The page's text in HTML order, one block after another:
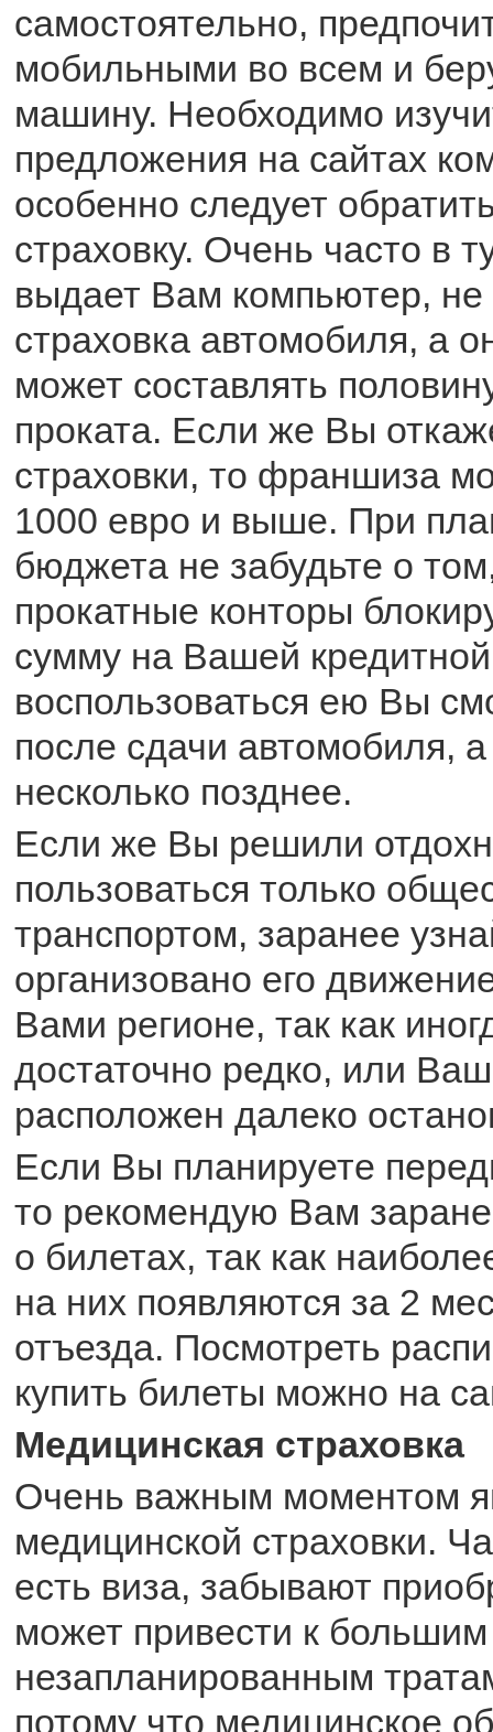
самостоятельно,
мобильными во всем и
машину. Необходимо
предложения на сайтах
особенно следует
страховку. Очень часто в
выдает Вам компьютер,
страховка автомобиля, а
может составлять
проката. Если же Вы
страховки, то франшиза
1000 евро и выше. При
бюджета не забудьте о
прокатные конторы
сумму на Вашей кредитной
воспользоваться ею Вы
после сдачи автомобиля,
несколько позднее.
Если же Вы решили
пользоваться только
транспортом, заранее
организовано его
Вами регионе, так как
достаточно редко, или
расположен далеко
Если Вы планируете
то рекомендую Вам
о билетах, так как
на них появляются за 2
отъезда. Посмотреть
купить билеты можно на
Медицинская страховка
Очень важным моментом
медицинской страховки.
есть виза, забывают
может привести к большим
незапланированным
потому что медицинское